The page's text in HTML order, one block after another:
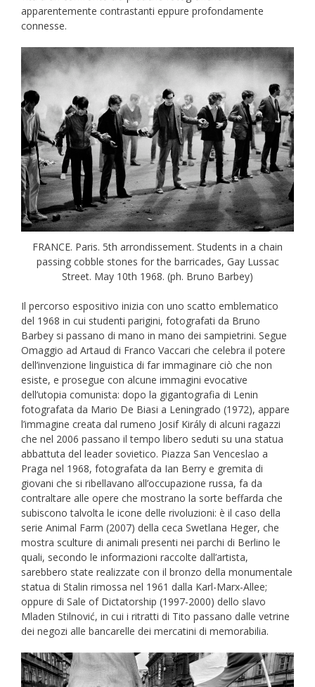
apparentemente contrastanti eppure profondamente
connesse.
FRANCE. Paris. 5th arrondissement. Students in a chain
passing cobble stones for the barricades, Gay Lussac
Street. May 10th 1968. (ph. Bruno Barbey)
Il percorso espositivo inizia con uno scatto emblematico
del 1968 in cui studenti parigini, fotografati da Bruno
Barbey si passano di mano in mano dei sampietrini. Segue
Omaggio ad Artaud di Franco Vaccari che celebra il potere
dell’invenzione linguistica di far immaginare ciò che non
esiste, e prosegue con alcune immagini evocative
dell’utopia comunista: dopo la gigantografia di Lenin
fotografata da Mario De Biasi a Leningrado (1972), appare
l’immagine creata dal rumeno Josif Király di alcuni ragazzi
che nel 2006 passano il tempo libero seduti su una statua
abbattuta del leader sovietico. Piazza San Venceslao a
Praga nel 1968, fotografata da Ian Berry e gremita di
giovani che si ribellavano all’occupazione russa, fa da
contraltare alle opere che mostrano la sorte beffarda che
subiscono talvolta le icone delle rivoluzioni: è il caso della
serie Animal Farm (2007) della ceca Swetlana Heger, che
mostra sculture di animali presenti nei parchi di Berlino le
quali, secondo le informazioni raccolte dall’artista,
sarebbero state realizzate con il bronzo della monumentale
statua di Stalin rimossa nel 1961 dalla Karl-Marx-Allee;
oppure di Sale of Dictatorship (1997-2000) dello slavo
Mladen Stilnović, in cui i ritratti di Tito passano dalle vetrine
dei negozi alle bancarelle dei mercatini di memorabilia.